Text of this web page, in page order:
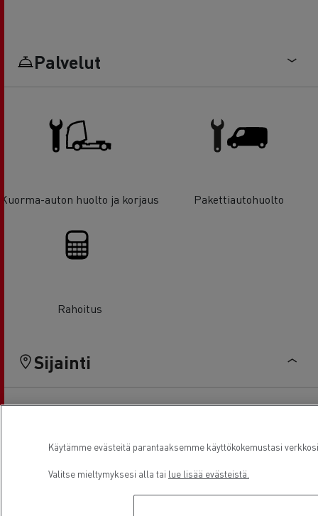
Palvelut
Kuorma-auton huolto ja korjaus Pakettiautohuolto
Rahoitus
Sijainti
Käytämme evästeitä parantaaksemme käyttökokemustasi
Valitse mieltymyksesi alla tai lue lisää evästeistä.